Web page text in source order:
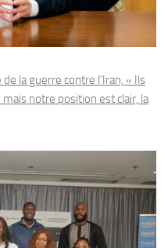
la guerre contre l’Iran, « Ils
notre position est clair, la